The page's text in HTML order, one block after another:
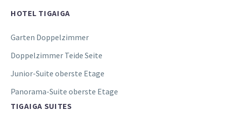
HOTEL TIGAIGA
Garten Doppelzimmer
Doppelzimmer Teide Seite
Junior-Suite oberste Etage
Panorama-Suite oberste Etage
TIGAIGA SUITES